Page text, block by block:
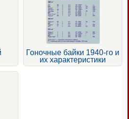
Гоночные байки 1940-го и
их характеристики